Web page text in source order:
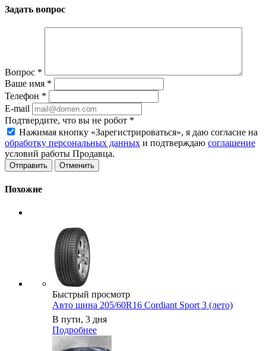
Задать вопрос
Вопрос *
Ваше имя *
Телефон *
E-mail
Подтвердите, что вы не робот *
Нажимая кнопку «Зарегистрироваться», я даю согласие на
обработку персональных данных и подтверждаю соглашение
условий работы Продавца.
Отменить
Похожие
Быстрый просмотр
Авто шина 205/60R16 Cordiant Sport 3 (лето)
В пути, 3 дня
Подробнее